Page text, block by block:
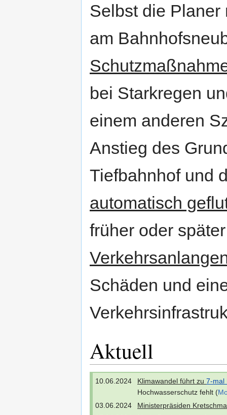
Selbst die Planer
am
bei Starkregen
einem anderen
Anstieg des
Tiefbahnhof und
automatisch
früher oder
Schäden und
Aktuell
10.06.2024 Klimawandel führt zu 7-mal
Hochwasserschutz fehlt (
03.06.2024
Ministerpräsiden